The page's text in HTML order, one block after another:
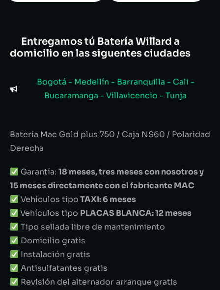
Entregamos tú Batería Willard a
domicilio en las siguentes ciudades
Bogotá - Medellín - Barranquilla - Cali -
Bucaramanga - Villavicencio - Tunja
Batería Mac Gold plus 750 / Caja NS60 / Polaridad
Derecha
Garantía:18 meses, tres meses con nosotros y
15 meses directamente con el fabricante MAC
Vehículos tipoTAXI: 6 meses
Vehículos tipo PLACAS BLANCA: 12 meses
Tipo sellada libre de mantenimiento
Domicilio gratis
Instalación gratis
Antisulfatantes gratis
Revisión del alternador arranque gratis